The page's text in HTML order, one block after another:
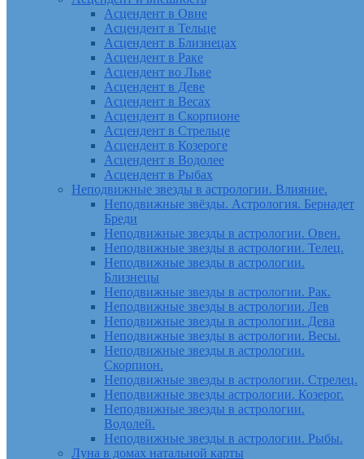
Асцендент в Овне
Асцендент в Тельце
Асцендент в Близнецах
Асцендент в Раке
Асцендент во Льве
Асцендент в Деве
Асцендент в Весах
Асцендент в Скорпионе
Асцендент в Стрельце
Асцендент в Козероге
Асцендент в Водолее
Асцендент в Рыбах
Неподвижные звезды в астрологии. Влияние.
Неподвижные звёзды. Астрология. Бернадет
Бреди
Неподвижные звезды в астрологии. Овен.
Неподвижные звезды в астрологии. Телец.
Неподвижные звезды в астрологии.
Близнецы
Неподвижные звезды в астрологии. Рак.
Неподвижные звезды в астрологии. Лев
Неподвижные звезды в астрологии. Дева
Неподвижные звезды в астрологии. Весы.
Неподвижные звезды в астрологии.
Скорпион.
Неподвижные звезды в астрологии. Стрелец.
Неподвижные звезды астрологии. Козерог.
Неподвижные звезды в астрологии.
Водолей.
Неподвижные звезды в астрологии. Рыбы.
Луна в домах натальной карты